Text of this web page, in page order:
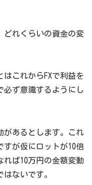
どれくらいの資金の変
これからFXで利益を
必ず意識するようにし
があるとします。これ
すが仮にロットが10倍
れば10万円の金額変動
ないです。